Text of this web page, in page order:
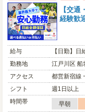
【交
経験歓
給与
【日勤】
勤務地
江戸川区 船
アクセス
都営新宿線
シフト
週1日以上
時間帯
早朝